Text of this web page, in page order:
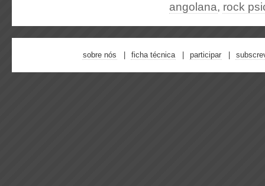
angolana, rock
sobre nós ficha técnica participar